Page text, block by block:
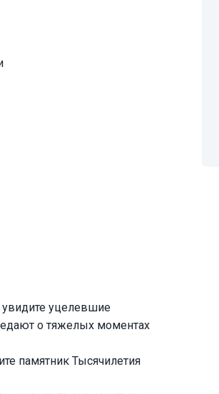
увидите уцелевшие
о тяжелых моментах
памятник Тысячилетия